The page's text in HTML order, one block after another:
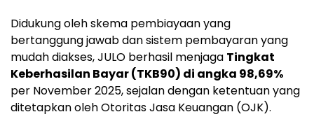
Didukung oleh skema pembiayaan yang
bertanggung jawab dan sistem pembayaran yang
mudah diakses, JULO berhasil menjaga Tingkat
Keberhasilan Bayar (TKB90) di angka 98,69%
per November 2025, sejalan dengan ketentuan yang
ditetapkan oleh Otoritas Jasa Keuangan (OJK).